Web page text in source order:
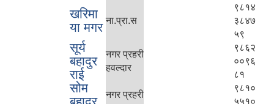
खरिमा
या मगर ना.प्रा.स
९८१४
३८४७
५९
सूर्य
बहादुर
राई
नगर प्रहरी
हवल्दार
९८६२
००९६
८१
सोम
नगर प्रहरी
९८१०
५५१०